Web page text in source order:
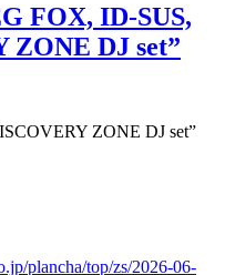
FOX, ID-SUS,
ZONE DJ set”
ZONE DJ set”
plancha/top/zs/2026-06-